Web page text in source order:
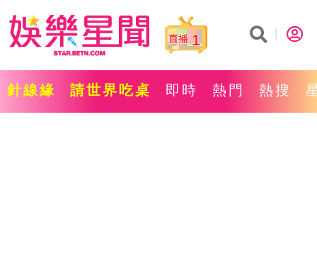
1
針線緣 請世界吃桌 即時 熱門 熱搜